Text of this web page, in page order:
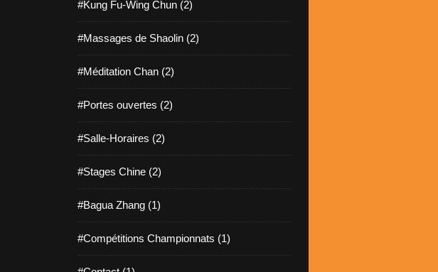
#Kung Fu-Wing Chun (2)
#Massages de Shaolin (2)
#Méditation Chan (2)
#Portes ouvertes (2)
#Salle-Horaires (2)
#Stages Chine (2)
#Bagua Zhang (1)
#Compétitions Championnats (1)